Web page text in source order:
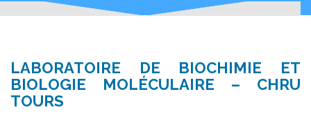
LABORATOIRE DE BIOCHIMIE ET
BIOLOGIE MOLÉCULAIRE – CHRU
TOURS